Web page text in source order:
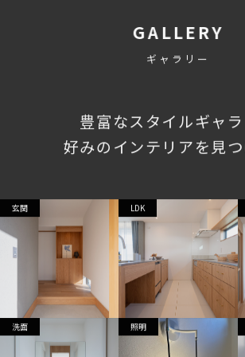
GALLERY
ギャラリー
豊富なスタイルギャ
好みのインテリアを見
玄関 LDK
洗面 照明